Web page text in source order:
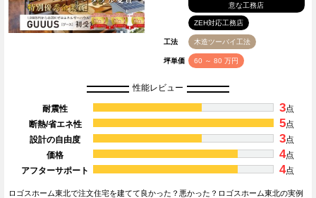
意な工務店
ZEH対応工務店
工法 木造ツーバイ工法
坪単価 60 ～ 80 万円
性能レビュー
耐震性 3点
断熱/省エネ性
5点
設計の自由度
3点
価格
4点
アフターサポート
4点
ロゴスホーム東北で注文住宅を建てて良かった？悪かった？ロゴスホーム東北の実例